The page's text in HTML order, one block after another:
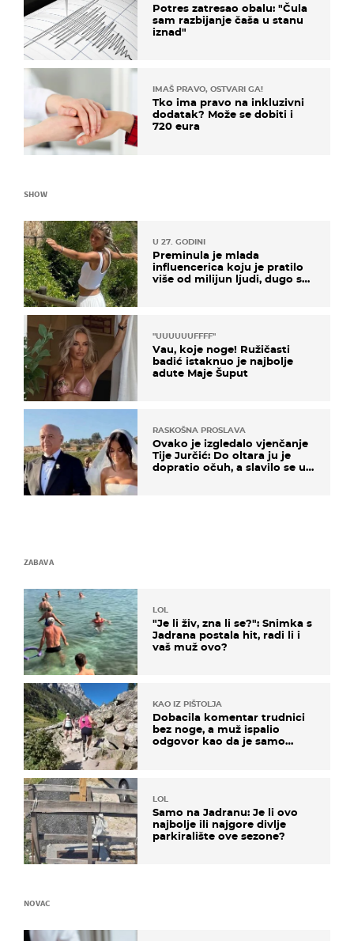
Potres zatresao obalu: "Čula
sam razbijanje čaša u stanu
iznad"
IMAŠ PRAVO, OSTVARI GA!
Tko ima pravo na inkluzivni
dodatak? Može se dobiti i
720 eura
SHOW
U 27. GODINI
Preminula je mlada
influencerica koju je pratilo
više od milijun ljudi, dugo se
"UUUUUUFFFF"
Vau, koje noge! Ružičasti
badić istaknuo je najbolje
adute Maje Šuput
RASKOŠNA PROSLAVA
Ovako je izgledalo vjenčanje
Tije Jurčić: Do oltara ju je
dopratio očuh, a slavilo se uz
ZABAVA
LOL
"Je li živ, zna li se?": Snimka s
Jadrana postala hit, radi li i
vaš muž ovo?
KAO IZ PIŠTOLJA
Dobacila komentar trudnici
bez noge, a muž ispalio
odgovor kao da je samo
LOL
Samo na Jadranu: Je li ovo
najbolje ili najgore divlje
parkiralište ove sezone?
NOVAC